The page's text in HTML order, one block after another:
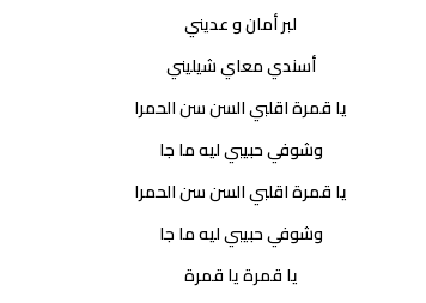
لبر أمان و عديني
أسندي معاي شيليني
يا قمرة اقلبي السن سن الحمرا
وشوفي حبيبي ليه ما جا
يا قمرة اقلبي السن سن الحمرا
وشوفي حبيبي ليه ما جا
يا قمرة يا قمرة